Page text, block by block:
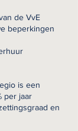
de VvE
beperkingen
is een
per jaar
en